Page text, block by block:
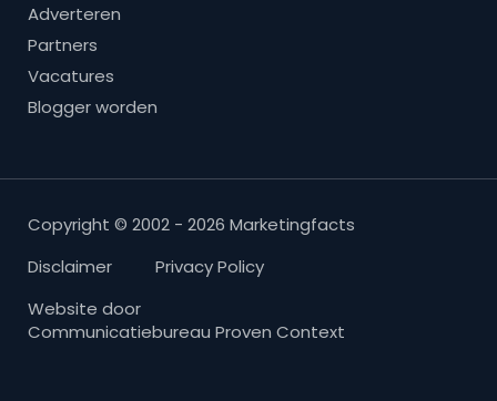
Adverteren
Partners
Vacatures
Blogger worden
Copyright © 2002 - 2026 Marketingfacts
Disclaimer
Privacy Policy
Website door
Communicatiebureau Proven Context